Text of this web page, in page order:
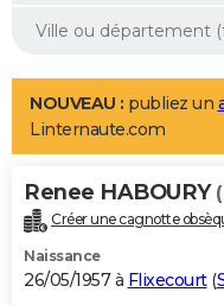
Aménagement intérieur
LIFESTYLE
Art de vivre
Bien-être
Loisirs
Mode
Modes de vie
Alimentation
Guide de la santé
Maladies
Médicaments
Sommeil
VOYAGE
Destinations
City break
Voyage nature
Voyage de noces
Forum
Climat
+PHOTO
GUIDES D'ACHAT
NOUVEAU : publiez un
Linternaute.com
Renee HABOURY
Créer une cagnotte
Naissance
26/05/1957 à Flixecourt(